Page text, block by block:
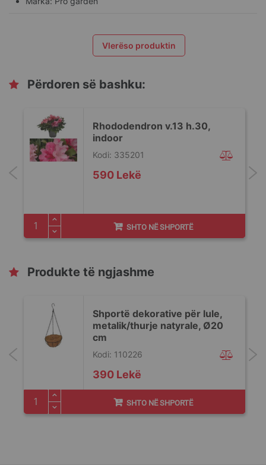
Vlerëso produktin
Përdoren së bashku:
Rhododendron v.13 h.30,
indoor
590 Lekë
Kodi: 335201
SHTO NË SHPORTË
Produkte të ngjashme
Shportë dekorative për lule,
metalik/thurje natyrale, Ø20
cm
390 Lekë
Kodi: 110226
SHTO NË SHPORTË